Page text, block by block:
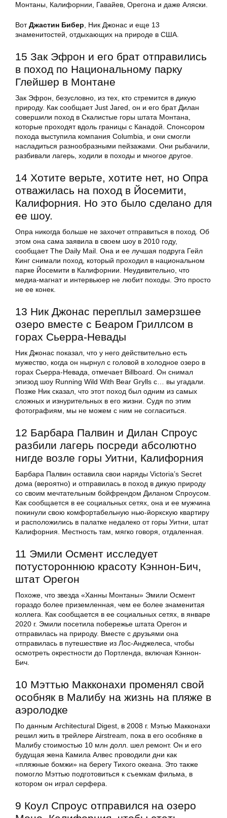
Монтаны, Калифорнии, Гавайев, Орегона и даже Аляски.
ВотДжастин Бибер, Ник Джонас и еще 13
знаменитостей, отдыхающих на природе в США.
15 Зак Эфрон и его брат отправились
в поход по Национальному парку
Глейшер в Монтане
Зак Эфрон, безусловно, из тех, кто стремится в дикую
природу. Как сообщает Just Jared, он и его брат Дилан
совершили поход в Скалистые горы штата Монтана,
которые проходят вдоль границы с Канадой. Спонсором
похода выступила компания Columbia, и они смогли
насладиться разнообразными пейзажами. Они рыбачили,
разбивали лагерь, ходили в походы и многое другое.
14 Хотите верьте, хотите нет, но Опра
отважилась на поход в Йосемити,
Калифорния. Но это было сделано для
ее шоу.
Опра никогда больше не захочет отправиться в поход. Об
этом она сама заявила в своем шоу в 2010 году,
сообщает The Daily Mail. Она и ее лучшая подруга Гейл
Кинг снимали поход, который проходил в национальном
парке Йосемити в Калифорнии. Неудивительно, что
медиа-магнат и интервьюер не любит походы. Это просто
не ее конек.
13 Ник Джонас переплыл замерзшее
озеро вместе с Беаром Гриллсом в
горах Сьерра-Невады
Ник Джонас показал, что у него действительно есть
мужество, когда он нырнул с головой в холодное озеро в
горах Сьерра-Невада, отмечает Billboard. Он снимал
эпизод шоу Running Wild With Bear Grylls с… вы угадали.
Позже Ник сказал, что этот поход был одним из самых
сложных и изнурительных в его жизни. Судя по этим
фотографиям, мы не можем с ним не согласиться.
12 Барбара Палвин и Дилан Спроус
разбили лагерь посреди абсолютно
нигде возле горы Уитни, Калифорния
Барбара Палвин оставила свои наряды Victoria’s Secret
дома (вероятно) и отправилась в поход в дикую природу
со своим мечтательным бойфрендом Диланом Спроусом.
Как сообщается в ее социальных сетях, она и ее мужчина
покинули свою комфортабельную нью-йоркскую квартиру
и расположились в палатке недалеко от горы Уитни, штат
Калифорния. Местность там, мягко говоря, отдаленная.
11 Эмили Осмент исследует
потустороннюю красоту Кэннон-Бич,
штат Орегон
Похоже, что звезда «Ханны Монтаны» Эмили Осмент
гораздо более приземленная, чем ее более знаменитая
коллега. Как сообщается в ее социальных сетях, в январе
2020 г. Эмили посетила побережье штата Орегон и
отправилась на природу. Вместе с друзьями она
отправилась в путешествие из Лос-Анджелеса, чтобы
осмотреть окрестности до Портленда, включая Кэннон-
Бич.
10 Мэттью Макконахи променял свой
особняк в Малибу на жизнь на пляже в
аэролодке
По данным Architectural Digest, в 2008 г. Мэтью Макконахи
решил жить в трейлере Airstream, пока в его особняке в
Малибу стоимостью 10 млн долл. шел ремонт. Он и его
будущая жена Камила Алвес проводили дни как
«пляжные бомжи» на берегу Тихого океана. Это также
помогло Мэттью подготовиться к съемкам фильма, в
котором он играл серфера.
9 Коул Спроус отправился на озеро